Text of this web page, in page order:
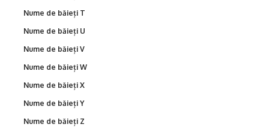
Nume de băieți T
Nume de băieți U
Nume de băieți V
Nume de băieți W
Nume de băieți X
Nume de băieți Y
Nume de băieți Z